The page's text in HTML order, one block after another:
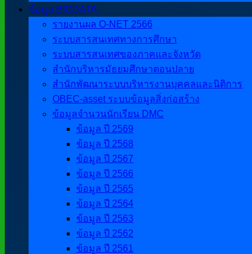
ข้อมูล BIGDATA
รายงานผล O-NET 2566
ระบบสารสนเทศทางการศึกษา
ระบบสารสนเทศของภาคและจังหวัด
สำนักบริหารมัธยมศึกษาตอนปลาย
สำนักพัฒนาระบบบริหารงานบุคคลและนิติการ
OBEC-asset ระบบข้อมูลสิ่งก่อสร้าง
ข้อมูลจำนวนนักเรียน DMC
ข้อมูล ปี 2569
ข้อมูล ปี 2568
ข้อมูล ปี 2567
ข้อมูล ปี 2566
ข้อมูล ปี 2565
ข้อมูล ปี 2564
ข้อมูล ปี 2563
ข้อมูล ปี 2562
ข้อมูล ปี 2561